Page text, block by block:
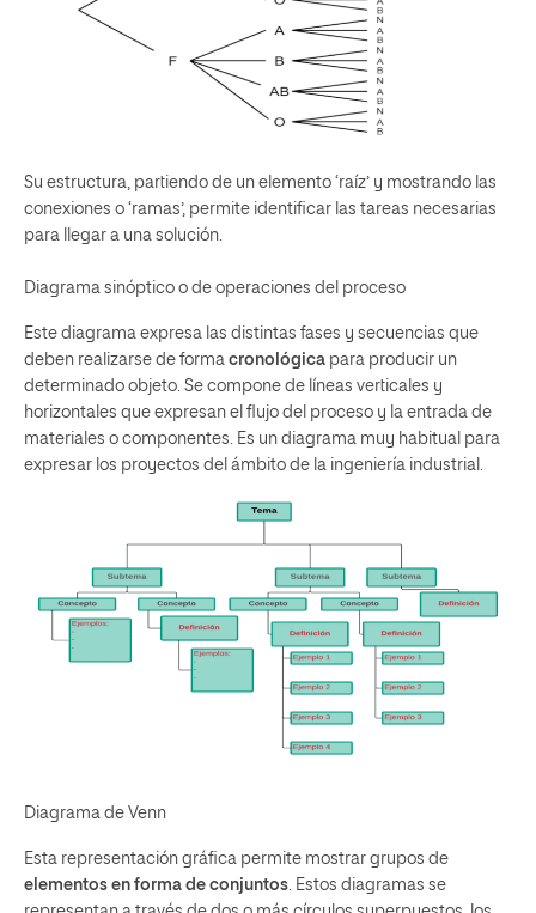
Su estructura, partiendo de un elemento ‘raíz’ y mostrando las
conexiones o ‘ramas’, permite identificar las tareas necesarias
para llegar a una solución.
Diagrama sinóptico o de operaciones del proceso
Este diagrama expresa las distintas fases y secuencias que
deben realizarse de forma cronológica para producir un
determinado objeto. Se compone de líneas verticales y
horizontales que expresan el flujo del proceso y la entrada de
materiales o componentes. Es un diagrama muy habitual para
expresar los proyectos del ámbito de la ingeniería industrial.
Diagrama de Venn
Esta representación gráfica permite mostrar grupos de
elementos en forma de conjuntos . Estos diagramas se